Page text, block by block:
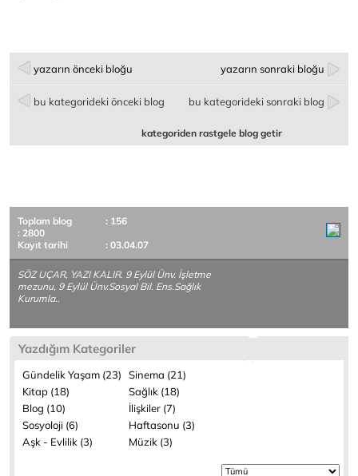
yazarın önceki bloğu yazarın sonraki bloğu
bu kategorideki önceki blog bu kategorideki sonraki blog
kategoriden rastgele blog getir
Toplam blog
: 156
: 2800
Kayıt tarihi
: 03.04.07
SÖZ UÇAR, YAZI KALIR. 9 Eylül Ünv. İşletme
mezunu, 9 Eylül Ünv.Sosyal Bil. Ens.Sağlık
Kurumla..
Yazdığım Kategoriler
Gündelik Yaşam (23)
Sinema (21)
Kitap (18)
Sağlık (18)
Blog (10)
İlişkiler (7)
Sosyoloji (6)
Haftasonu (3)
Aşk - Evlilik (3)
Müzik (3)